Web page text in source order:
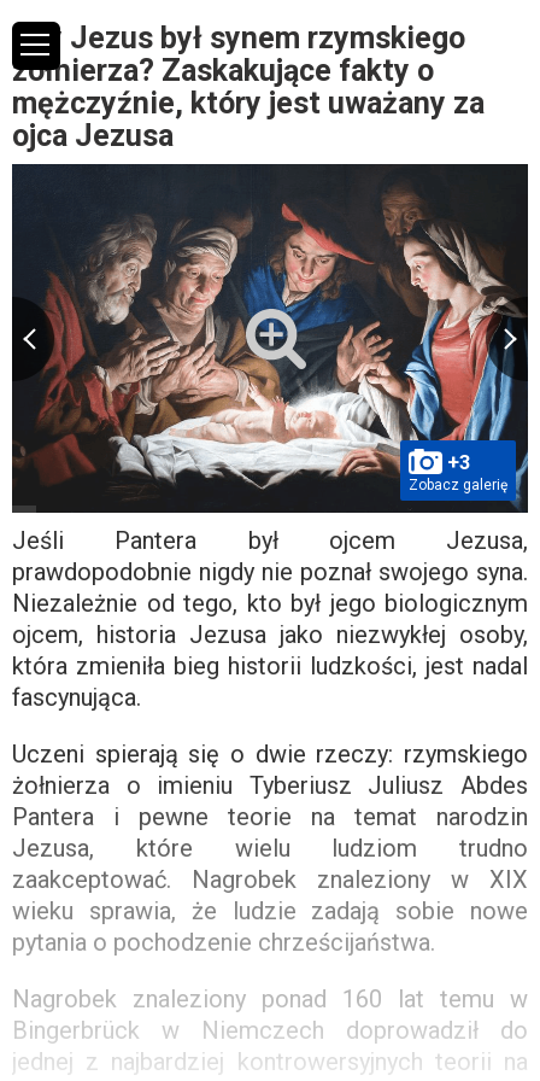
Czy Jezus był synem rzymskiego
żołnierza? Zaskakujące fakty o
mężczyźnie, który jest uważany za
ojca Jezusa
+3
Zobacz galerię
Jeśli Pantera był ojcem Jezusa,
prawdopodobnie nigdy nie poznał swojego syna.
Niezależnie od tego, kto był jego biologicznym
ojcem, historia Jezusa jako niezwykłej osoby,
która zmieniła bieg historii ludzkości, jest nadal
fascynująca.
Uczeni spierają się o dwie rzeczy: rzymskiego
żołnierza o imieniu Tyberiusz Juliusz Abdes
Pantera i pewne teorie na temat narodzin
Jezusa, które wielu ludziom trudno
zaakceptować. Nagrobek znaleziony w XIX
wieku sprawia, że ​​ludzie zadają sobie nowe
pytania o pochodzenie chrześcijaństwa.
Nagrobek znaleziony ponad 160 lat temu w
Bingerbrück w Niemczech doprowadził do
jednej z najbardziej kontrowersyjnych teorii na